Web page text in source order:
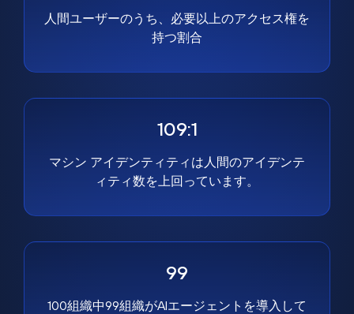
人間ユーザーのうち、必要以上のアクセス権を
持つ割合
109:1
マシン アイデンティティは人間のアイデンテ
ィティ数を上回っています。
99
100組織中99組織がAIエージェントを導入して